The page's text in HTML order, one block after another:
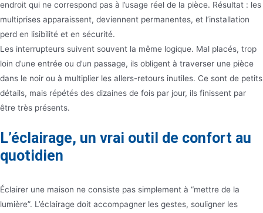
endroit qui ne correspond pas à l’usage réel de la pièce. Résultat : les
multiprises apparaissent, deviennent permanentes, et l’installation
perd en lisibilité et en sécurité.
Les interrupteurs suivent souvent la même logique. Mal placés, trop
loin d’une entrée ou d’un passage, ils obligent à traverser une pièce
dans le noir ou à multiplier les allers-retours inutiles. Ce sont de petits
détails, mais répétés des dizaines de fois par jour, ils finissent par
être très présents.
L’éclairage, un vrai outil de confort au
quotidien
Éclairer une maison ne consiste pas simplement à “mettre de la
lumière”. L’éclairage doit accompagner les gestes, souligner les